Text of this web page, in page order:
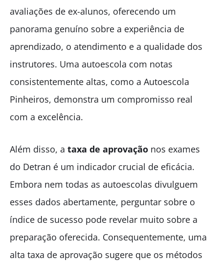
avaliações de ex-alunos, oferecendo um
panorama genuíno sobre a experiência de
aprendizado, o atendimento e a qualidade dos
instrutores. Uma autoescola com notas
consistentemente altas, como a Autoescola
Pinheiros, demonstra um compromisso real
com a excelência.
Além disso, a taxa de aprovação nos exames
do Detran é um indicador crucial de eficácia.
Embora nem todas as autoescolas divulguem
esses dados abertamente, perguntar sobre o
índice de sucesso pode revelar muito sobre a
preparação oferecida. Consequentemente, uma
alta taxa de aprovação sugere que os métodos